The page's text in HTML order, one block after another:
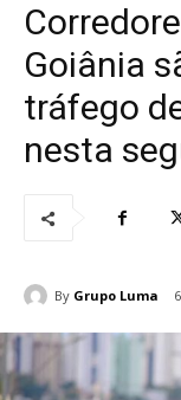
Goiânia
tráfego
nesta
By Grupo Luma